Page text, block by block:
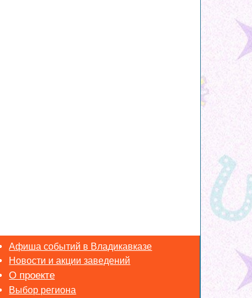
Афиша событий в Владикавказе
Новости и акции заведений
Выбор региона